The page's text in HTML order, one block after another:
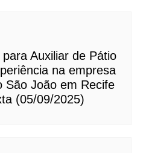
Auxiliar de Pátio
na empresa
São João em Recife
(05/09/2025)